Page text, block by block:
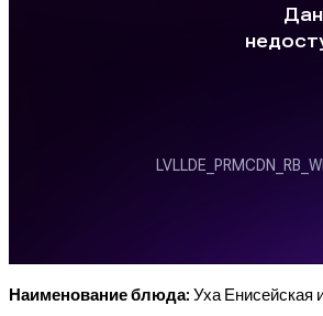
Наименование блюда: Уха Енисейская